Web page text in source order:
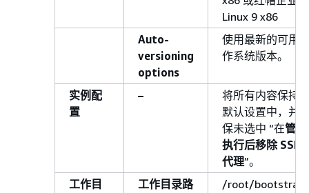
Linux 9 x86
Auto-
versioning
options
使用最新的可用
作系统版本。
实例配
置
–
将所有内容保持
默认设置中，并
保未选中 “在管道
执行后移除 SSM
代理”。
工作目
工作目录路 /root/